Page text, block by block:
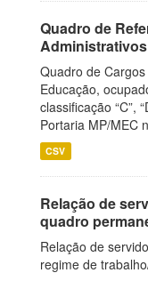
Quadro de
Quadro de
Educação,
classificação “C”,
Portaria MP/MEC
CSV
Relação de
quadro
Relação de
regime de